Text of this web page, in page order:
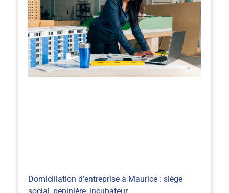
Domiciliation d’entreprise à Maurice : siège